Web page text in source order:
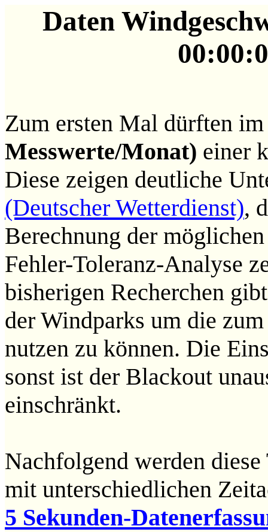
Daten
Zum ersten Mal dürften
Messwerte/Monat) einer
Diese zeigen deutliche
(Deutscher Wetterdienst),
Berechnung der
Fehler-Toleranz-Analyse
bisherigen Recherchen
der Windparks um die
nutzen zu können. Die
sonst ist der Blackout
einschränkt.
Nachfolgend werden
mit unterschiedlichen
5 Sekunden-